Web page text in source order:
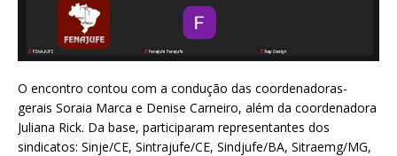
O encontro contou com a condução das coordenadoras-
gerais Soraia Marca e Denise Carneiro, além da coordenadora
Juliana Rick. Da base, participaram representantes dos
sindicatos: Sinje/CE, Sintrajufe/CE, Sindjufe/BA, Sitraemg/MG,